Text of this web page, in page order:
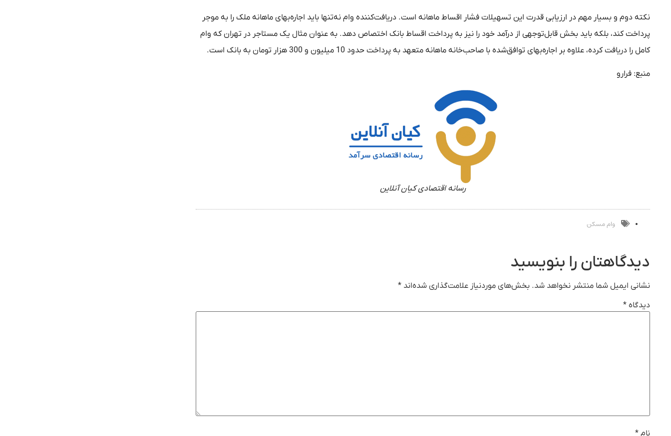
نکته دوم و بسیار مهم در ارزیابی قدرت این تسهیلات فشار اقساط ماهانه است. دریافت‌کننده وام نه‌تنها باید اجاره‌بهای ماهانه ملک را به موجر
پرداخت کند، بلکه باید بخش قابل‌توجهی از درآمد خود را نیز به پرداخت اقساط بانک اختصاص دهد. به عنوان مثال یک مستاجر در تهران که وام
کامل را دریافت کرده، علاوه بر اجاره‌بهای توافق‌شده با صاحب‌خانه ماهانه متعهد به پرداخت حدود 10 میلیون و 300 هزار تومان به بانک است.
منبع: فرارو
رسانه اقتصادی کیان آنلاین
وام مسکن
دیدگاهتان را بنویسید
نشانی ایمیل شما منتشر نخواهد شد. بخش‌های موردنیاز علامت‌گذاری شده‌اند *
دیدگاه *
نام *